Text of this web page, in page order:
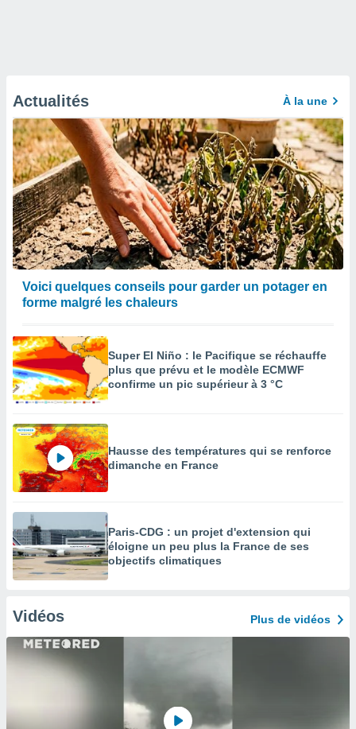
Actualités À la une
Voici quelques conseils pour garder un potager en
forme malgré les chaleurs
Super El Niño : le Pacifique se réchauffe
plus que prévu et le modèle ECMWF
confirme un pic supérieur à 3 °C
Hausse des températures qui se renforce
dimanche en France
Paris-CDG : un projet d'extension qui
éloigne un peu plus la France de ses
objectifs climatiques
Vidéos Plus de vidéos